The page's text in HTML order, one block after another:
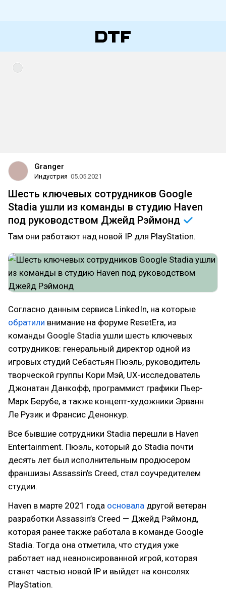
Granger
Индустрия 05.05.2021
Шесть ключевых сотрудников Google
Stadia ушли из команды в студию Haven
под руководством Джейд Рэймонд
Там они работают над новой IP для PlayStation.
Согласно данным сервиса LinkedIn, на которые
обратили внимание на форуме ResetEra, из
команды Google Stadia ушли шесть ключевых
сотрудников: генеральный директор одной из
игровых студий Себастьян Пюэль, руководитель
творческой группы Кори Мэй, UX-исследователь
Джонатан Данкофф, программист графики Пьер-
Марк Берубе, а также концепт-художники Эрванн
Ле Рузик и Франсис Денонкур.
Все бывшие сотрудники Stadia перешли в Haven
Entertainment. Пюэль, который до Stadia почти
десять лет был исполнительным продюсером
франшизы Assassin’s Creed, стал соучредителем
студии.
Haven в марте 2021 года основала другой ветеран
разработки Assassin’s Creed — Джейд Рэймонд,
которая ранее также работала в команде Google
Stadia. Тогда она отметила, что студия уже
работает над неанонсированной игрой, которая
станет частью новой IP и выйдет на консолях
PlayStation.